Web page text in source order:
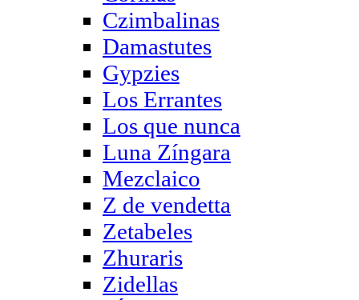
Czimbalinas
Damastutes
Gypzies
Los Errantes
Los que nunca
Luna Zíngara
Mezclaico
Z de vendetta
Zetabeles
Zhuraris
Zidellas